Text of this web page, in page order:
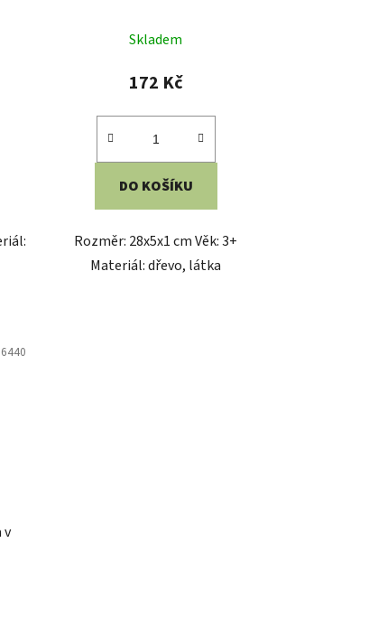
Skladem
172 Kč
DO KOŠÍKU
Rozměr: 28x5x1 cm Věk: 3+
Materiál: dřevo, látka
v